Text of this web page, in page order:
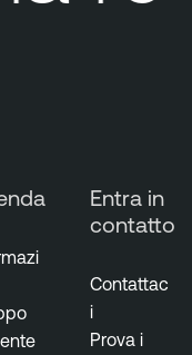
Entra in
contatto
Contattac
i
Prova i